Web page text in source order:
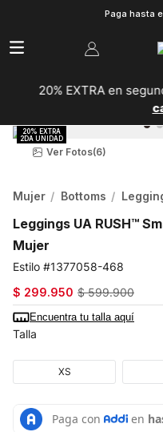
Paga hasta
20% EXTRA en
Ver Fotos(6)
Mujer Bottoms
Leggings UA RUSH™
Mujer
1377058-468
$ 299.950 $ 599.900
Encuentra tu talla aquí
Talla
XS